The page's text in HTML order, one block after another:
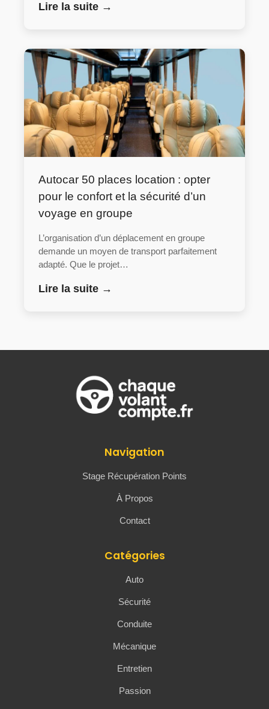
Lire la suite →
Autocar 50 places location : opter
pour le confort et la sécurité d’un
voyage en groupe
L’organisation d’un déplacement en groupe
demande un moyen de transport parfaitement
adapté. Que le projet…
Lire la suite →
Navigation
Stage Récupération Points
À Propos
Contact
Catégories
Auto
Sécurité
Conduite
Mécanique
Entretien
Passion